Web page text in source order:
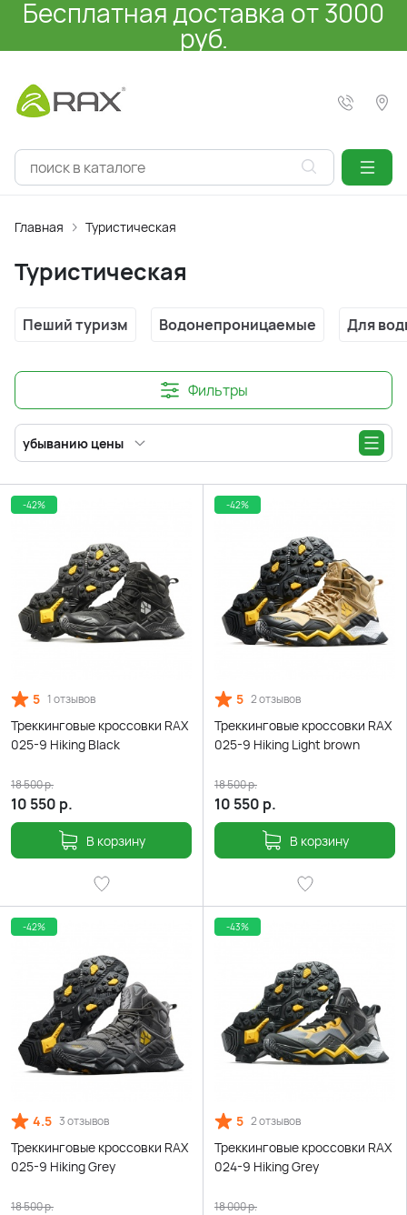
Бесплатная доставка от 3000
руб.
Главная Туристическая
Туристическая
Пеший туризм Водонепроницаемые Для
Фильтры
убыванию цены
-42%
5 1 отзывов
Треккинговые кроссовки RAX
025-9 Hiking Black
10 550 р.
18 500р.
В корзину
-42%
5 2 отзывов
Треккинговые кроссовки RAX
025-9 Hiking Light brown
10 550 р.
18 500р.
В корзину
-42%
4.5 3 отзывов
Треккинговые кроссовки RAX
025-9 Hiking Grey
18 500р.
-43%
5 2 отзывов
Треккинговые кроссовки RAX
024-9 Hiking Grey
18 000р.